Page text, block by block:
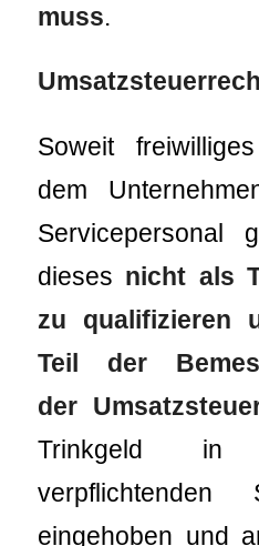
muss.
Soweit
dem
Servicepersonal
dieses nicht als
zu qualifizieren
Teil der
der
Trinkgeld in
verpflichtenden
eingehoben und